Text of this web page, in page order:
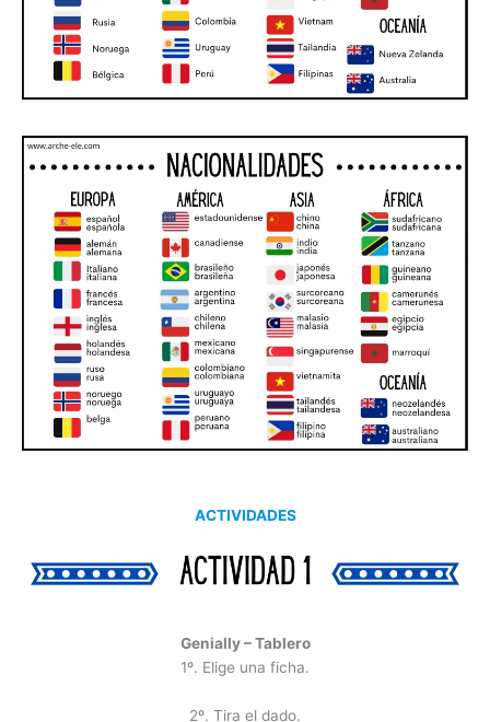
ACTIVIDADES
Genially – Tablero
1º. Elige una ficha.
2º. Tira el dado.